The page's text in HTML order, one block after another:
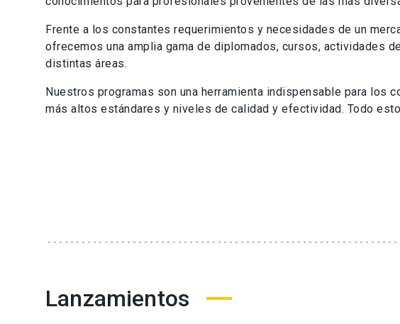
Frente a los constantes requerimientos y necesidades de un
ofrecemos una amplia gama de diplomados, cursos, actividades
distintas áreas.
Nuestros programas son una herramienta indispensable para los
más altos estándares y niveles de calidad y efectividad. Todo
Lanzamientos